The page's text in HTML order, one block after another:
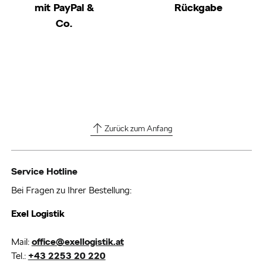
mit PayPal &
Co.
Rückgabe
Zurück zum Anfang
Service Hotline
Bei Fragen zu Ihrer Bestellung:
Exel Logistik
Mail: office@exellogistik.at
Tel.: +43 2253 20 220